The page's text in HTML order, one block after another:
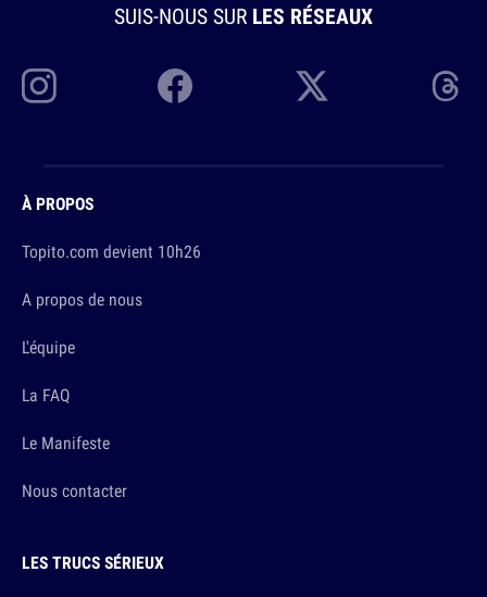
SUIS-NOUS SUR LES RÉSEAUX
À PROPOS
Topito.com devient 10h26
A propos de nous
L'équipe
La FAQ
Le Manifeste
Nous contacter
LES TRUCS SÉRIEUX